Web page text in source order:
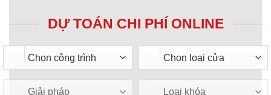
DỰ TOÁN CHI PHÍ ONLINE